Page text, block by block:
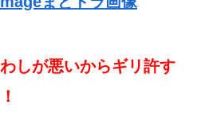
しが悪いからギリ許す